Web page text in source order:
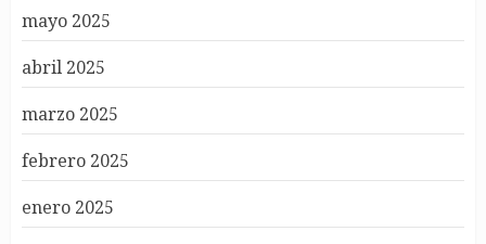
mayo 2025
abril 2025
marzo 2025
febrero 2025
enero 2025